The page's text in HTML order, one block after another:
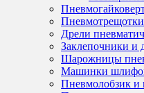
Пневмотрещотки
Дрели
Заклепочники и
Шарожницы
Машинки
Пневмолобзик